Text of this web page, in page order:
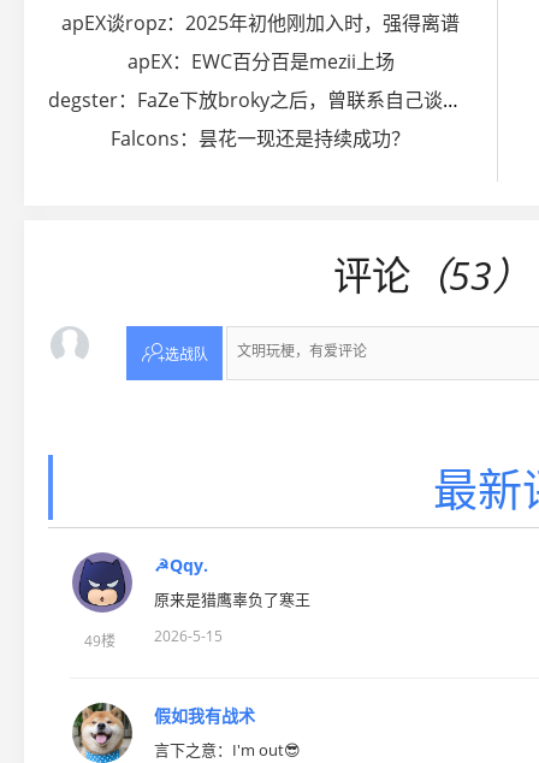
apEX谈ropz：2025年初他刚加入时，强得离谱
apEX：EWC百分百是mezii上场
degster⁠：FaZe下放broky之后，曾联系自己谈判加盟
Falcons：昙花一现还是持续成功？
评论 （53）
选战队
最新
49楼
☭Qqy.
原来是猎鹰辜负了寒王
2026-5-15
假如我有战术
言下之意：I'm out😎